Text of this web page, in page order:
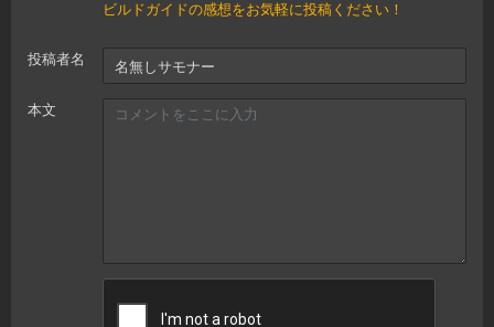
ビルドガイドの感想をお気軽に投稿ください！
投稿者名
本文